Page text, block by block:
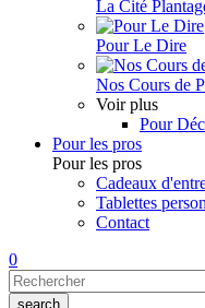
La Cité
Pour Le Dire
Nos Cours de
Voir plus
Pour
Pour les pros
Pour les pros
Cadeaux
Tablettes
Contact
0